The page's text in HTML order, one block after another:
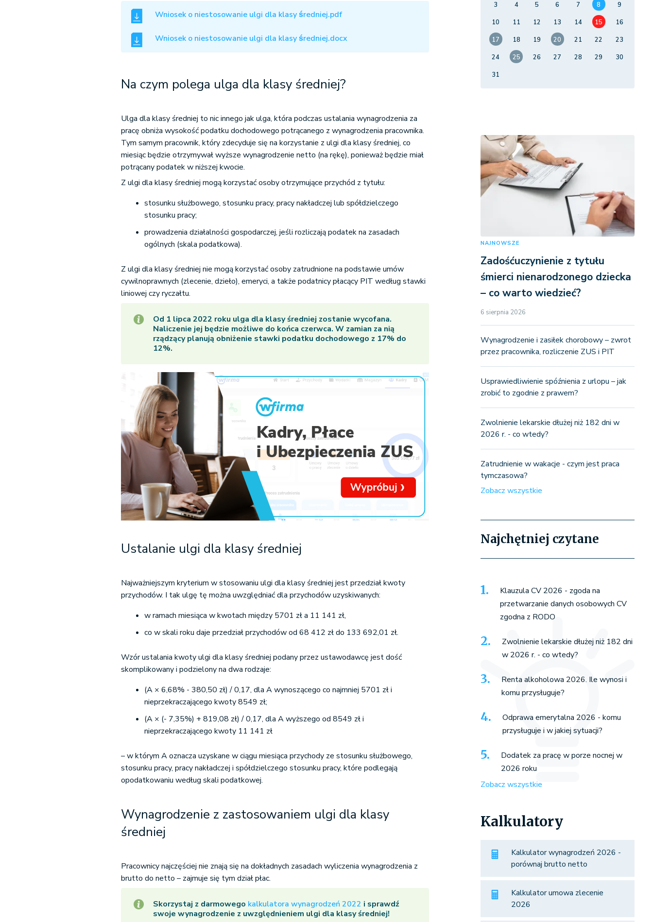
Wniosek o niestosowanie ulgi dla klasy średniej.pdf
Wniosek o niestosowanie ulgi dla klasy średniej.docx
Na czym polega ulga dla klasy średniej?
Ulga dla klasy średniej to nic innego jak ulga, która podczas ustalania wynagrodzenia za
pracę obniża wysokość podatku dochodowego potrącanego z wynagrodzenia pracownika.
Tym samym pracownik, który zdecyduje się na korzystanie z ulgi dla klasy średniej, co
miesiąc będzie otrzymywał wyższe wynagrodzenie netto (na rękę), ponieważ będzie miał
potrącany podatek w niższej kwocie.
Z ulgi dla klasy średniej mogą korzystać osoby otrzymujące przychód z tytułu:
stosunku służbowego, stosunku pracy, pracy nakładczej lub spółdzielczego
stosunku pracy;
prowadzenia działalności gospodarczej, jeśli rozliczają podatek na zasadach
ogólnych (skala podatkowa).
Z ulgi dla klasy średniej nie mogą korzystać osoby zatrudnione na podstawie umów
cywilnoprawnych (zlecenie, dzieło), emeryci, a także podatnicy płacący PIT według stawki
liniowej czy ryczałtu.
Od 1 lipca 2022 roku ulga dla klasy średniej zostanie wycofana.
Naliczenie jej będzie możliwe do końca czerwca. W zamian za nią
rządzący planują obniżenie stawki podatku dochodowego z 17% do
12%.
Ustalanie ulgi dla klasy średniej
Najważniejszym kryterium w stosowaniu ulgi dla klasy średniej jest przedział kwoty
przychodów. I tak ulgę tę można uwzględniać dla przychodów uzyskiwanych:
w ramach miesiąca w kwotach między 5701 zł a 11 141 zł,
co w skali roku daje przedział przychodów od 68 412 zł do 133 692,01 zł.
Wzór ustalania kwoty ulgi dla klasy średniej podany przez ustawodawcę jest dość
skomplikowany i podzielony na dwa rodzaje:
(A × 6,68% - 380,50 zł) / 0,17, dla A wynoszącego co najmniej 5701 zł i
nieprzekraczającego kwoty 8549 zł;
(A × (- 7,35%) + 819,08 zł) / 0,17, dla A wyższego od 8549 zł i
nieprzekraczającego kwoty 11 141 zł
– w którym A oznacza uzyskane w ciągu miesiąca przychody ze stosunku służbowego,
stosunku pracy, pracy nakładczej i spółdzielczego stosunku pracy, które podlegają
opodatkowaniu według skali podatkowej.
Wynagrodzenie z zastosowaniem ulgi dla klasy
średniej
Pracownicy najczęściej nie znają się na dokładnych zasadach wyliczenia wynagrodzenia z
brutto do netto – zajmuje się tym dział płac.
Skorzystaj z darmowego kalkulatora wynagrodzeń 2022 i sprawdź
swoje wynagrodzenie z uwzględnieniem ulgi dla klasy średniej!
3
4 5 6 7 8
9
10
11 12 13 14 15
16
17
18 19 20 21 22
23
24
25 26 27 28 29
30
31
NAJNOWSZE
Zadośćuczynienie z tytułu
śmierci nienarodzonego dziecka
– co warto wiedzieć?
6 sierpnia 2026
Wynagrodzenie i zasiłek chorobowy – zwrot
przez pracownika, rozliczenie ZUS i PIT
Usprawiedliwienie spóźnienia z urlopu – jak
zrobić to zgodnie z prawem?
Zwolnienie lekarskie dłużej niż 182 dni w
2026 r. - co wtedy?
Zatrudnienie w wakacje - czym jest praca
tymczasowa?
Zobacz wszystkie
Najchętniej czytane
Klauzula CV 2026 - zgoda na
przetwarzanie danych osobowych CV
zgodna z RODO
Zwolnienie lekarskie dłużej niż 182 dni
w 2026 r. - co wtedy?
Renta alkoholowa 2026. Ile wynosi i
komu przysługuje?
Odprawa emerytalna 2026 - komu
przysługuje i w jakiej sytuacji?
Dodatek za pracę w porze nocnej w
2026 roku
Zobacz wszystkie
Kalkulatory
Kalkulator wynagrodzeń 2026 -
porównaj brutto netto
Kalkulator umowa zlecenie
2026